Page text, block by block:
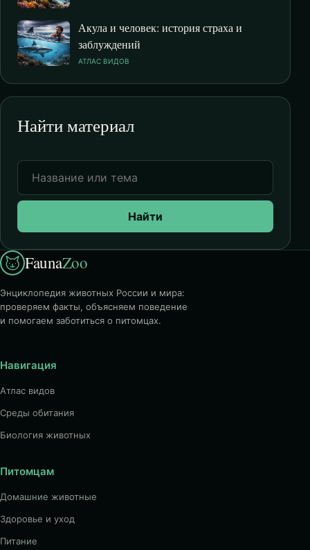
Акула и человек: история страха и
заблуждений
АТЛАС ВИДОВ
Найти материал
Найти
FaunaZoo
Энциклопедия животных России и мира:
проверяем факты, объясняем поведение
и помогаем заботиться о питомцах.
Навигация
Атлас видов
Среды обитания
Биология животных
Питомцам
Домашние животные
Здоровье и уход
Питание